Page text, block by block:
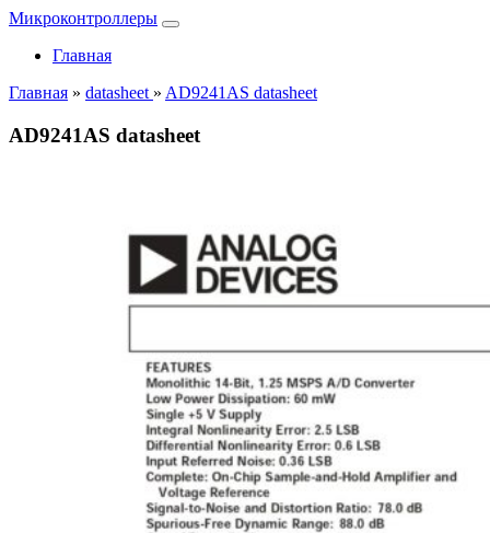
Микроконтроллеры
Главная
Главная » datasheet » AD9241AS datasheet
AD9241AS datasheet